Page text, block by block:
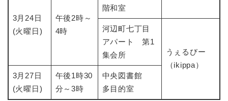
3月24日
(火曜日)
午後2時～
4時
階和室
​河辺町七丁目
アパート 第1
集会所
​うぇるびー
（ikippa）
3月27日
(火曜日)
午後1時30
分～3時
中央図書館
多目的室